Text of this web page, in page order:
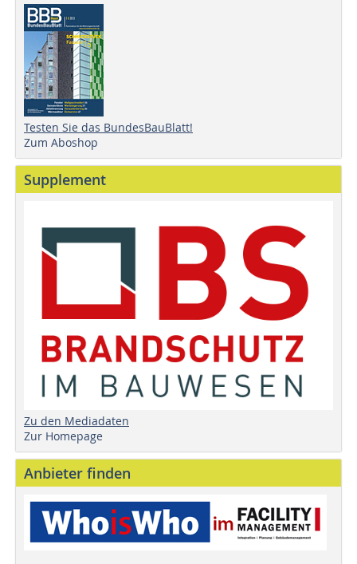
Testen Sie das BundesBauBlatt!
Zum Aboshop
Supplement
Zu den Mediadaten
Zur Homepage
Anbieter finden